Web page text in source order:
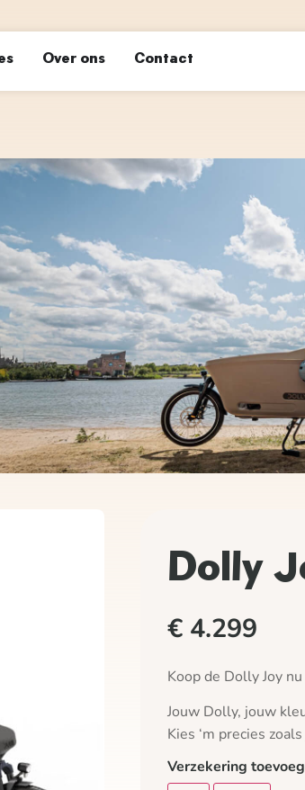
Over ons Contact
Dolly
€ 4.299
Koop de Dolly Joy
Jouw Dolly, jouw
Kies ‘m precies
Verzekering